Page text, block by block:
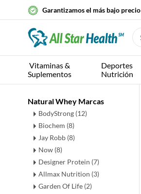
Garantizamos el más bajo precio
Vitaminas &
Suplementos
Deportes
Nutrición
Natural Whey Marcas
BodyStrong (12)
Biochem (8)
Jay Robb (8)
Now (8)
Designer Protein (7)
Allmax Nutrition (3)
Garden Of Life (2)